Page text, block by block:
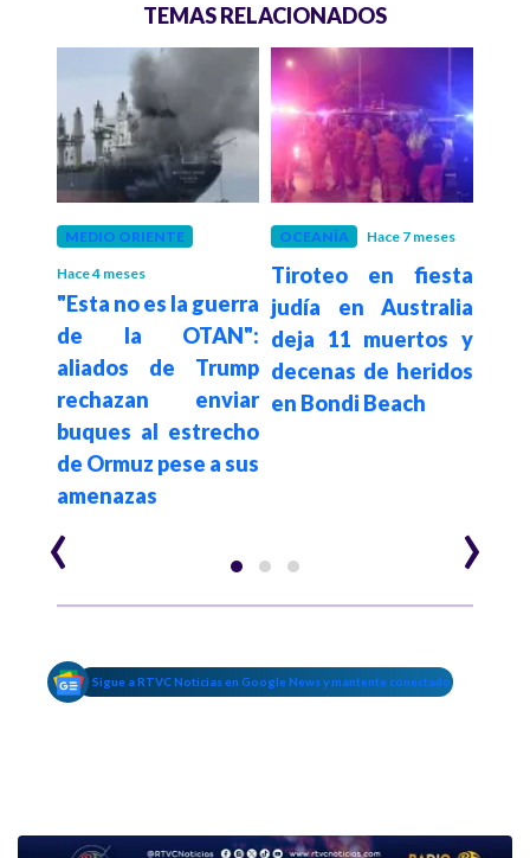
TEMAS RELACIONADOS
MEDIO ORIENTE
Hace 4 meses
"Esta no es la guerra
de la OTAN":
aliados de Trump
rechazan enviar
buques al estrecho
de Ormuz pese a sus
amenazas
OCEANÍA Hace 7 meses
Tiroteo en fiesta
judía en Australia
deja 11 muertos y
decenas de heridos
en Bondi Beach
‹ ›
Sigue a RTVC Noticias en Google News y mantente conectado